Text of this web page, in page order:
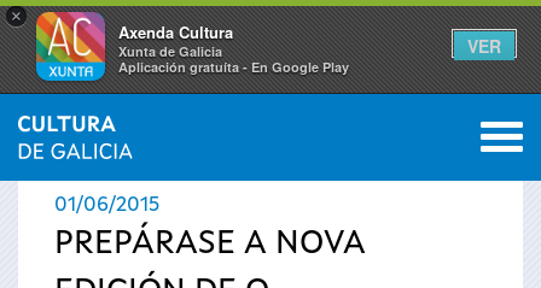
×
Axenda Cultura
Xunta de Galicia
Aplicación gratuíta - En Google Play
VER
Vostede
está
INICIO › ACTUALIDADE 0
01/06/2015
PREPÁRASE A NOVA